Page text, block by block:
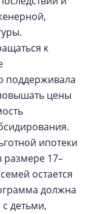
к
поддерживала
цены
ипотеки
размере 17–
остается
должна
детьми,